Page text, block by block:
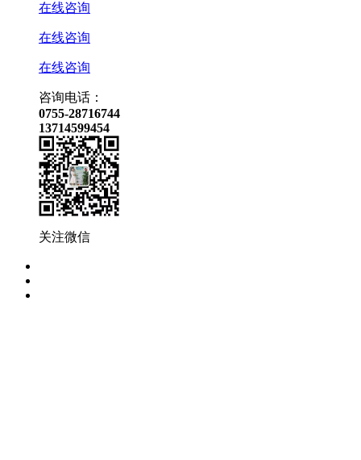
在线咨询
在线咨询
在线咨询
咨询电话：
0755-28716744
13714599454
关注微信